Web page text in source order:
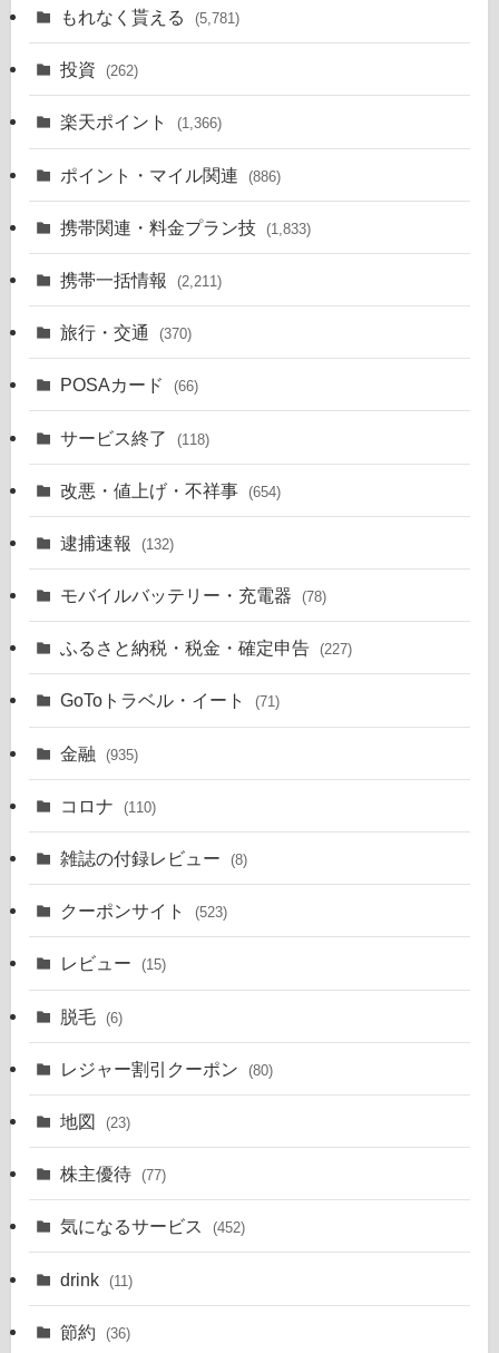
もれなく貰える (5,781)
投資 (262)
楽天ポイント (1,366)
ポイント・マイル関連 (886)
携帯関連・料金プラン技 (1,833)
携帯一括情報 (2,211)
旅行・交通 (370)
POSAカード (66)
サービス終了 (118)
改悪・値上げ・不祥事 (654)
逮捕速報 (132)
モバイルバッテリー・充電器 (78)
ふるさと納税・税金・確定申告 (227)
GoToトラベル・イート (71)
金融 (935)
コロナ (110)
雑誌の付録レビュー (8)
クーポンサイト (523)
レビュー (15)
脱毛 (6)
レジャー割引クーポン (80)
地図 (23)
株主優待 (77)
気になるサービス (452)
drink (11)
節約 (36)